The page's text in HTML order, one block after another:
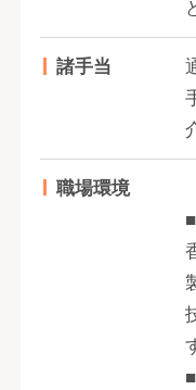
諸手当
職場環境